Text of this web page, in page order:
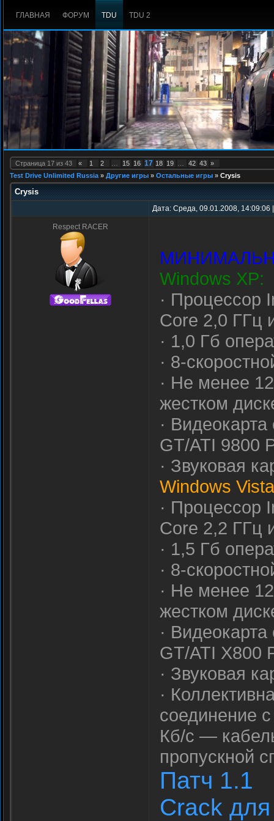
ГЛАВНАЯ ФОРУМ TDU TDU 2
Страница 17 из 43 « 1 2 15 16 17 18 19 42 43 »
Test Drive Unlimited Russia » Другие игры » Остальные игры » Crysis
Crysis
Дата: Среда, 09.01.2008,
Respect RACER
Windows XP:
· Процессор
Core 2,0 ГГц
· 1,0 Гб
· 8-
· Не менее
жестком
·
GT/ATI 9800
· Звуковая
Windows
· Процессор
Core 2,2 ГГц
· 1,5 Гб
· 8-
· Не менее
жестком
·
GT/ATI X800
· Звуковая
·
соединение
Кб/с —
пропускной
Патч 1.1
Crack